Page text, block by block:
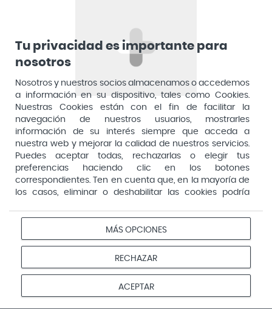
400ml
33,00 €
34,90 €
Añadir a la cesta
Solución 3g con 36
Parches Adhesivos
10,95 €
Añadir a la cesta
-10% -20%
Crema 25g
Tu privacidad es importante para
nosotros
Nosotros y nuestros socios almacenamos o accedemos
a información en su dispositivo, tales como Cookies.
Nuestras Cookies están con el fin de facilitar la
navegación de nuestros usuarios, mostrarles
información de su interés siempre que acceda a
nuestra web y mejorar la calidad de nuestros servicios.
Puedes aceptar todas, rechazarlas o elegir tus
preferencias haciendo clic en los botones
correspondientes. Ten en cuenta que, en la mayoría de
los casos, eliminar o deshabilitar las cookies podría
el acceso a ciertas áreas o servicios ofrecidos a través
del mismo. Para modificar tus preferencias haz clic en la
opción Configuración de cookies de nuestro pie de
página. Puedes obtener más información en nuestra
política de cookies
MÁS OPCIONES
RECHAZAR
ACEPTAR